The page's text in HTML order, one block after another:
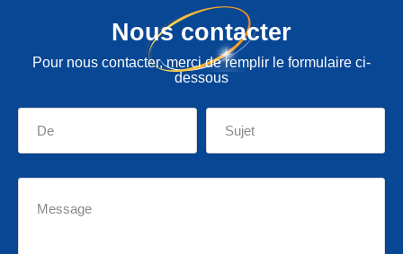
Nous contacter
Pour nous contacter, merci de remplir le formulaire ci-
dessous